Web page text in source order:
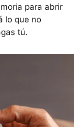
para abrir
lo que no
tú.